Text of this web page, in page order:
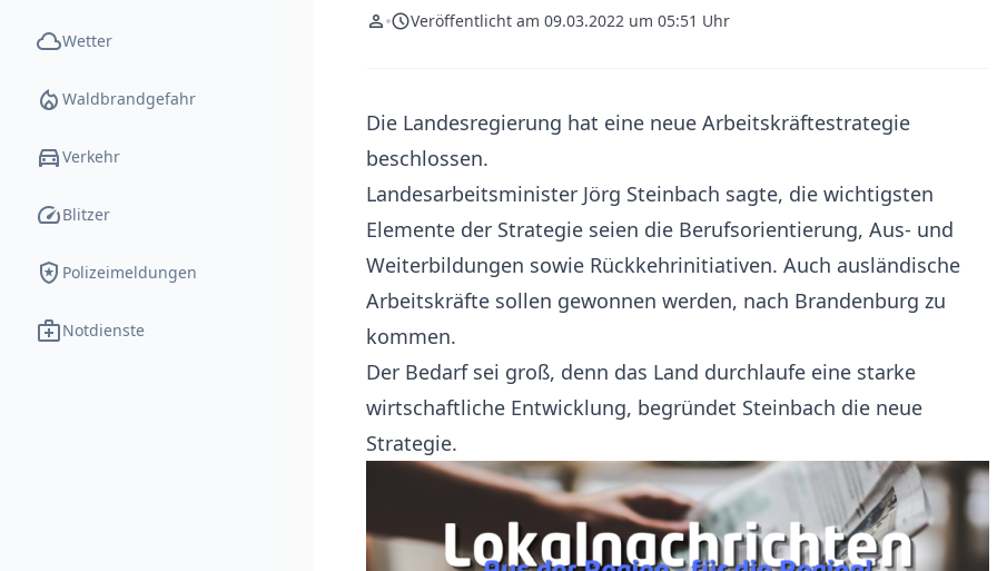
cloudWetter
local_fire_department Waldbrandgefahr
directions_carVerkehr
speedBlitzer
local_police Polizeimeldungen
medical_servicesNotdienste
person scheduleVeröffentlicht am 09.03.2022 um 05:51 Uhr
Die Landesregierung hat eine neue Arbeitskräftestrategie
beschlossen.
Landesarbeitsminister Jörg Steinbach sagte, die wichtigsten
Elemente der Strategie seien die Berufsorientierung, Aus- und
Weiterbildungen sowie Rückkehrinitiativen. Auch ausländische
Arbeitskräfte sollen gewonnen werden, nach Brandenburg zu
kommen.
Der Bedarf sei groß, denn das Land durchlaufe eine starke
wirtschaftliche Entwicklung, begründet Steinbach die neue
Strategie.